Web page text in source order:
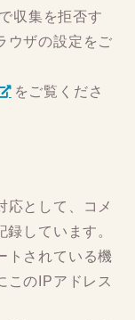
収集を拒否す
ウザの設定をご
をご覧くださ
応として、コメ
しています。
トされている機
このIPアドレス